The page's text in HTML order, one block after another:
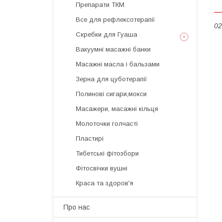
Препарати ТКМ
Все для рефлексотерапії
Скребки для Гуаша
Вакуумні масажні банки
Масажні масла і бальзами
Зерна для цуботерапії
Полинові сигари,мокси
Масажери, масажні кільця
Молоточки голчасті
Пластирі
Тибетські фітозбори
Фітосвічки вушні
Краса та здоров'я
Про нас